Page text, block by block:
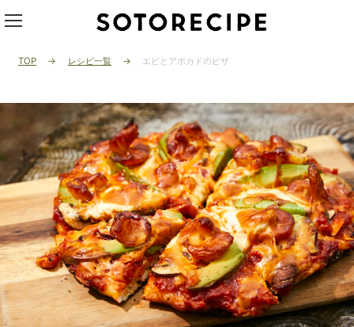
TOP レシピ一覧 エビとアボカドのピザ